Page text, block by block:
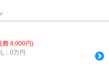
費 4,000円)
：0万円